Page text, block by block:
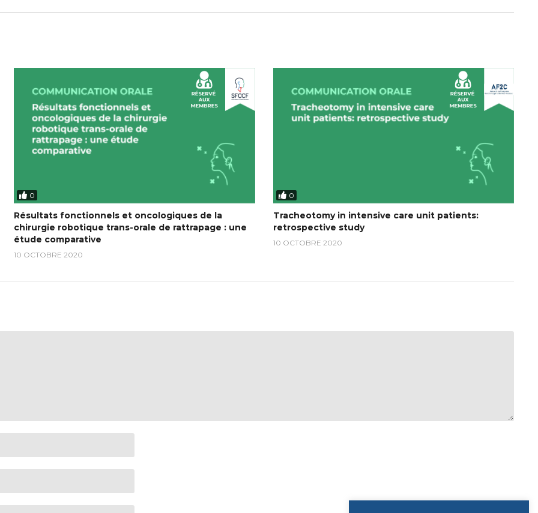
0
Résultats fonctionnels et oncologiques de la
chirurgie robotique trans-orale de rattrapage : une
étude comparative
10 OCTOBRE 2020
0
Tracheotomy in intensive care unit patients:
retrospective study
10 OCTOBRE 2020